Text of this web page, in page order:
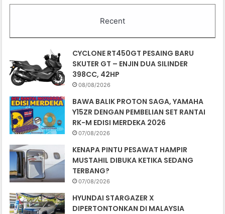
Recent
CYCLONE RT450GT PESAING BARU
SKUTER GT – ENJIN DUA SILINDER
398CC, 42HP
08/08/2026
BAWA BALIK PROTON SAGA, YAMAHA
Y15ZR DENGAN PEMBELIAN SET RANTAI
RK-M EDISI MERDEKA 2026
07/08/2026
KENAPA PINTU PESAWAT HAMPIR
MUSTAHIL DIBUKA KETIKA SEDANG
TERBANG?
07/08/2026
HYUNDAI STARGAZER X
DIPERTONTONKAN DI MALAYSIA